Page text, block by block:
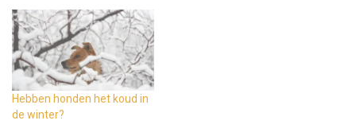
Hebben honden het koud in
de winter?